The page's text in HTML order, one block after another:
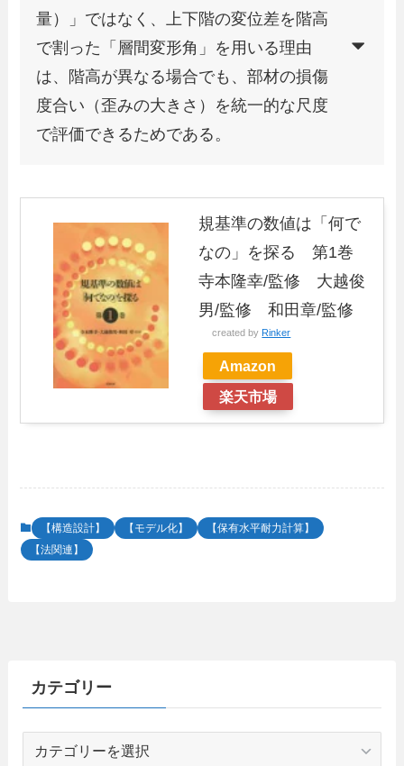
量）」ではなく、上下階の変位差を階高
で割った「層間変形角」を用いる理由
は、階高が異なる場合でも、部材の損傷
度合い（歪みの大きさ）を統一的な尺度
で評価できるためである。
規基準の数値は「何で
なの」を探る 第1巻
寺本隆幸/監修 大越俊
男/監修 和田章/監修
created by Rinker
Amazon
楽天市場
【構造設計】 【モデル化】
【保有水平耐力計算】
【法関連】
カテゴリー